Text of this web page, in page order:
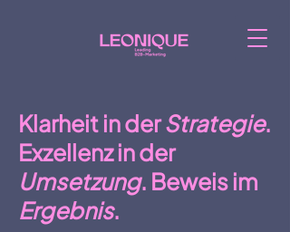
Klarheit in derStrategie.
Exzellenz in der
Umsetzung. Beweis im
Ergebnis.